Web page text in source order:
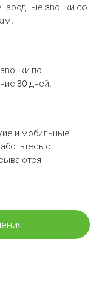
звонки со
по
30 дней.
и мобильные
о